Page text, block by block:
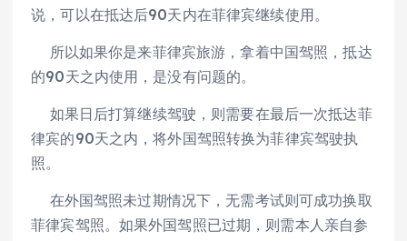
说，可以在抵达后90天内在菲律宾继续使用。
所以如果你是来菲律宾旅游，拿着中国驾照，抵达
的90天之内使用，是没有问题的。
如果日后打算继续驾驶，则需要在最后一次抵达菲
律宾的90天之内，将外国驾照转换为菲律宾驾驶执
照。
在外国驾照未过期情况下，无需考试则可成功换取
菲律宾驾照。如果外国驾照已过期，则需本人亲自参